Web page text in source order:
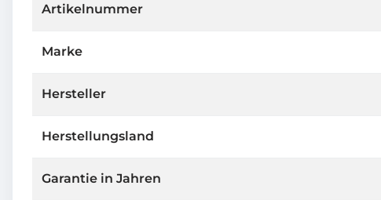
Artikelnummer
Marke
Hersteller
Herstellungsland
Garantie in Jahren